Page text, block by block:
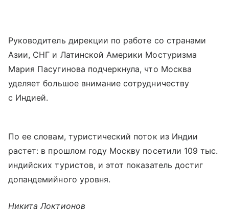
Руководитель дирекции по работе со странами
Азии, СНГ и Латинской Америки Мостуризма
Мария Пасугинова подчеркнула, что Москва
уделяет большое внимание сотрудничеству
с Индией.
По ее словам, туристический поток из Индии
растет: в прошлом году Москву посетили 109 тыс.
индийских туристов, и этот показатель достиг
допандемийного уровня.
Никита Локтионов